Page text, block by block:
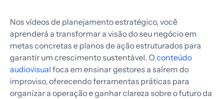
Nos vídeos de planejamento estratégico, você
aprenderá a transformar a visão do seu negócio em
metas concretas e planos de ação estruturados para
garantir um crescimento sustentável. O conteúdo
audiovisual foca em ensinar gestores a saírem do
improviso, oferecendo ferramentas práticas para
organizar a operação e ganhar clareza sobre o futuro da